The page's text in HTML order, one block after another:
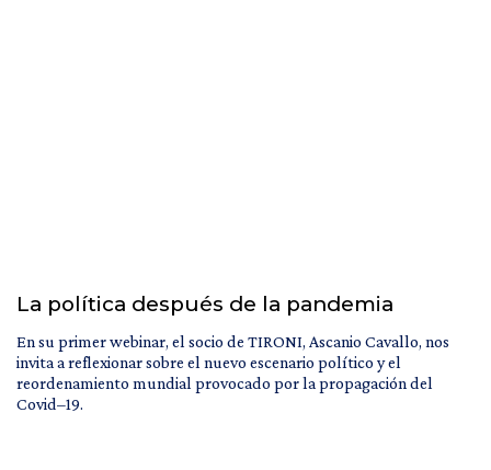
La política después de la pandemia
En su primer webinar, el socio de TIRONI, Ascanio Cavallo, nos
invita a reflexionar sobre el nuevo escenario político y el
reordenamiento mundial provocado por la propagación del
Covid–19.